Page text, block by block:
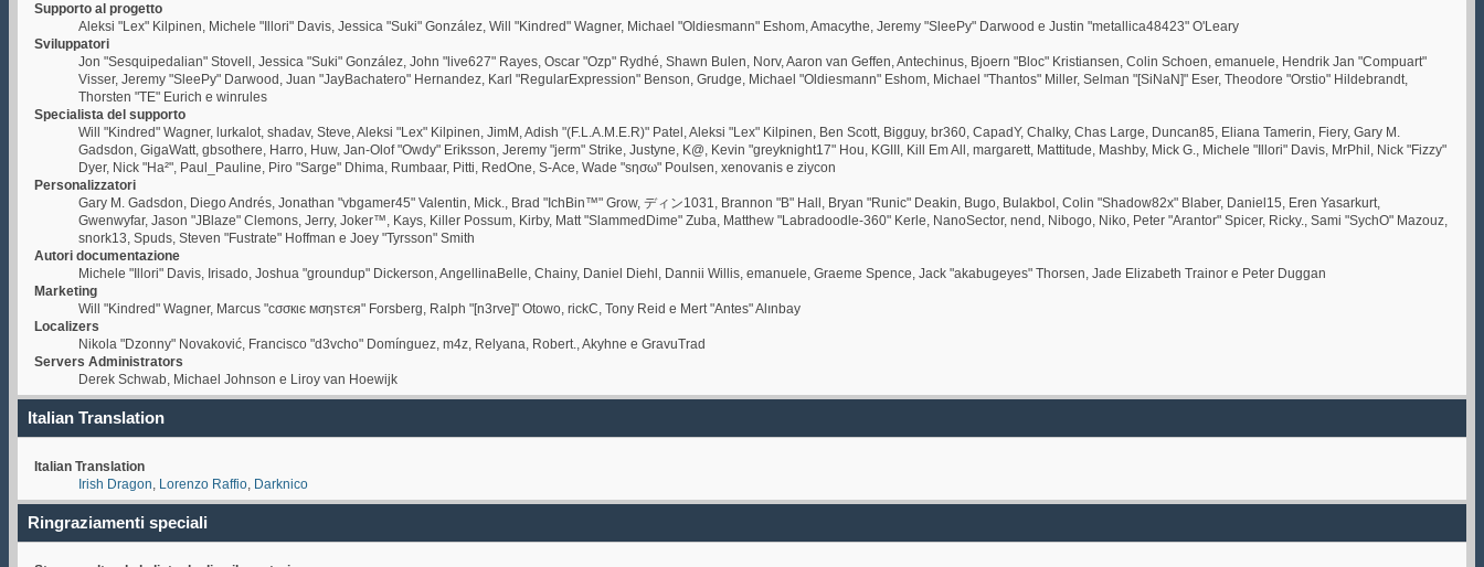
Supporto al progetto
Aleksi "Lex" Kilpinen, Michele "Illori" Davis, Jessica "Suki" González, Will "Kindred" Wagner, Michael "Oldiesmann" Eshom, Amacythe, Jeremy "SleePy" Darwood e Justin "metallica48423" O'Leary
Sviluppatori
Jon "Sesquipedalian" Stovell, Jessica "Suki" González, John "live627" Rayes, Oscar "Ozp" Rydhé, Shawn Bulen, Norv, Aaron van Geffen, Antechinus, Bjoern "Bloc" Kristiansen, Colin Schoen, emanuele, Hendrik Jan "Compuart"
Visser, Jeremy "SleePy" Darwood, Juan "JayBachatero" Hernandez, Karl "RegularExpression" Benson, Grudge, Michael "Oldiesmann" Eshom, Michael "Thantos" Miller, Selman "[SiNaN]" Eser, Theodore "Orstio" Hildebrandt,
Thorsten "TE" Eurich e winrules
Specialista del supporto
Will "Kindred" Wagner, lurkalot, shadav, Steve, Aleksi "Lex" Kilpinen, JimM, Adish "(F.L.A.M.E.R)" Patel, Aleksi "Lex" Kilpinen, Ben Scott, Bigguy, br360, CapadY, Chalky, Chas Large, Duncan85, Eliana Tamerin, Fiery, Gary M.
Gadsdon, GigaWatt, gbsothere, Harro, Huw, Jan-Olof "Owdy" Eriksson, Jeremy "jerm" Strike, Justyne, K@, Kevin "greyknight17" Hou, KGIII, Kill Em All, margarett, Mattitude, Mashby, Mick G., Michele "Illori" Davis, MrPhil, Nick "Fizzy"
Dyer, Nick "Ha²", Paul_Pauline, Piro "Sarge" Dhima, Rumbaar, Pitti, RedOne, S-Ace, Wade "sησω" Poulsen, xenovanis e ziycon
Personalizzatori
Gary M. Gadsdon, Diego Andrés, Jonathan "vbgamer45" Valentin, Mick., Brad "IchBin™" Grow, ディン1031, Brannon "B" Hall, Bryan "Runic" Deakin, Bugo, Bulakbol, Colin "Shadow82x" Blaber, Daniel15, Eren Yasarkurt,
Gwenwyfar, Jason "JBlaze" Clemons, Jerry, Joker™, Kays, Killer Possum, Kirby, Matt "SlammedDime" Zuba, Matthew "Labradoodle-360" Kerle, NanoSector, nend, Nibogo, Niko, Peter "Arantor" Spicer, Ricky., Sami "SychO" Mazouz,
snork13, Spuds, Steven "Fustrate" Hoffman e Joey "Tyrsson" Smith
Autori documentazione
Michele "Illori" Davis, Irisado, Joshua "groundup" Dickerson, AngellinaBelle, Chainy, Daniel Diehl, Dannii Willis, emanuele, Graeme Spence, Jack "akabugeyes" Thorsen, Jade Elizabeth Trainor e Peter Duggan
Marketing
Will "Kindred" Wagner, Marcus "cσσкιє мσηѕтєя" Forsberg, Ralph "[n3rve]" Otowo, rickC, Tony Reid e Mert "Antes" Alınbay
Localizers
Nikola "Dzonny" Novaković, Francisco "d3vcho" Domínguez, m4z, Relyana, Robert., Akyhne e GravuTrad
Servers Administrators
Derek Schwab, Michael Johnson e Liroy van Hoewijk
Italian Translation
Italian Translation
Irish Dragon Lorenzo Raffio, Darknico
Ringraziamenti speciali